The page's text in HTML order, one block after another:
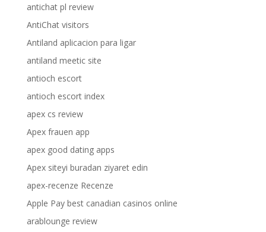
antichat pl review
AntiChat visitors
Antiland aplicacion para ligar
antiland meetic site
antioch escort
antioch escort index
apex cs review
Apex frauen app
apex good dating apps
Apex siteyi buradan ziyaret edin
apex-recenze Recenze
Apple Pay best canadian casinos online
arablounge review